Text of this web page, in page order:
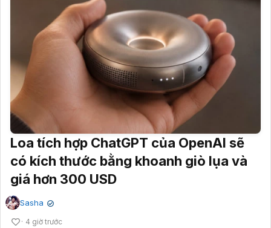
Loa tích hợp ChatGPT của OpenAI sẽ
có kích thước bằng khoanh giò lụa và
giá hơn 300 USD
Sasha ✔
4 giờ trước